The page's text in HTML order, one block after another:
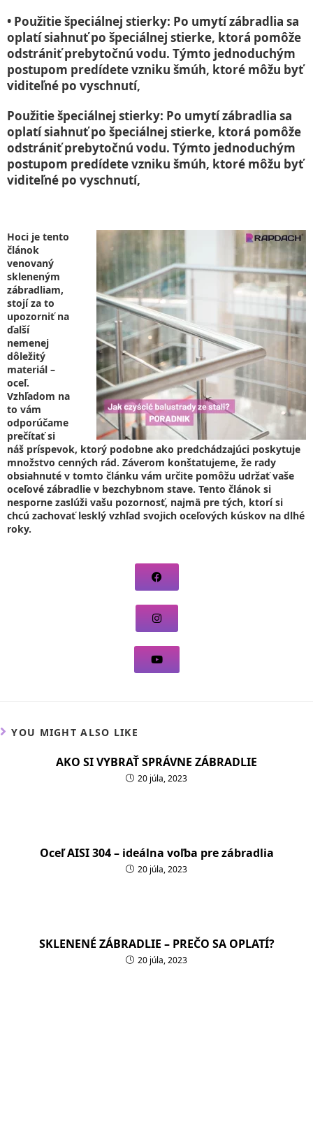
• Použitie špeciálnej stierky: Po umytí zábradlia sa
oplatí siahnuť po špeciálnej stierke, ktorá pomôže
odstrániť prebytočnú vodu. Týmto jednoduchým
postupom predídete vzniku šmúh, ktoré môžu byť
viditeľné po vyschnutí,
Použitie špeciálnej stierky: Po umytí zábradlia sa
oplatí siahnuť po špeciálnej stierke, ktorá pomôže
odstrániť prebytočnú vodu. Týmto jednoduchým
postupom predídete vzniku šmúh, ktoré môžu byť
viditeľné po vyschnutí,
Hoci je tento
článok
venovaný
skleneným
zábradliam,
stojí za to
upozorniť na
ďalší
nemenej
dôležitý
materiál –
oceľ.
Vzhľadom na
to vám
odporúčame
prečítať si
náš príspevok, ktorý podobne ako predchádzajúci poskytuje
množstvo cenných rád. Záverom konštatujeme, že rady
obsiahnuté v tomto článku vám určite pomôžu udržať vaše
oceľové zábradlie v bezchybnom stave. Tento článok si
nesporne zaslúži vašu pozornosť, najmä pre tých, ktorí si
chcú zachovať lesklý vzhľad svojich oceľových kúskov na dlhé
roky.
YOU MIGHT ALSO LIKE
AKO SI VYBRAŤ SPRÁVNE ZÁBRADLIE
20 júla, 2023
Oceľ AISI 304 – ideálna voľba pre zábradlia
20 júla, 2023
SKLENENÉ ZÁBRADLIE – PREČO SA OPLATÍ?
20 júla, 2023